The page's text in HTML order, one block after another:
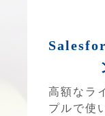
高額なラ
プルで使